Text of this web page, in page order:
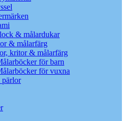
& målardukar
& målarfärg
kritor & målarfärg
för barn
för vuxna
pärlor